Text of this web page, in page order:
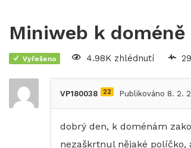
Miniweb k
Vyřešeno 4.98K zhlédnutí
VP180038 22 Publikováno 8. 2.
dobrý den, k doménám
nezaškrtnul nějaké